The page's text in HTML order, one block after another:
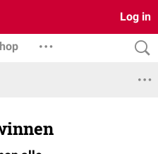
Log in